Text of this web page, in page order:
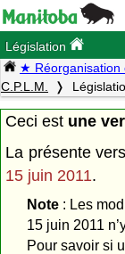
Législation
★ Réorganisation
C.P.L.M.
Ceci est une
La présente
15 juin 2011.
Note: Les
15 juin 2011
Pour savoir si